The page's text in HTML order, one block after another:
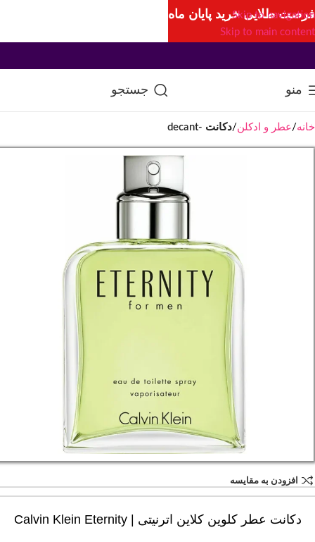
Skip to navigation
Skip to main content
منو جستجو
خانه عطر و ادکلن دکانت -decant
افزودن به مقایسه
دکانت عطر کلوین کلاین اترنیتی | Calvin Klein Eternity
فرصت طلایی خرید پایان ماه